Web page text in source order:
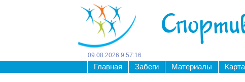
09 08 2026 9:57:16
Главная Забеги Материалы Карта